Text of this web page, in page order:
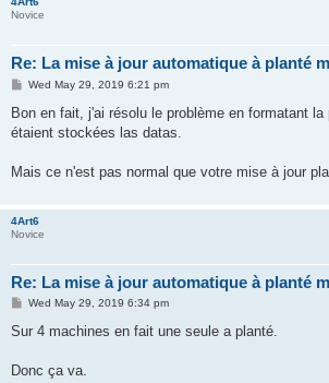
Novice
Re: La mise à jour automatique à planté
P
s
Wed May 29, 2019 6:21 pm
Bon en fait, j'ai résolu le problème en formatant
étaient stockées las datas.
Mais ce n'est pas normal que votre mise à jour
4Art6
Novice
Re: La mise à jour automatique à planté
P
s
Wed May 29, 2019 6:34 pm
Sur 4 machines en fait une seule a planté.
Donc ça va.